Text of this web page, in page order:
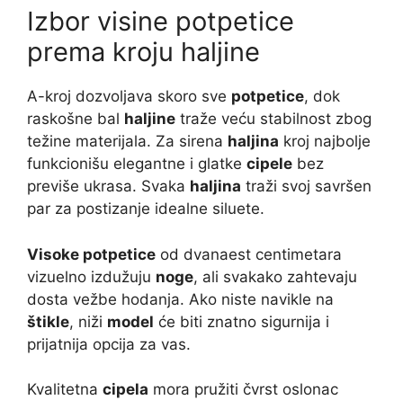
Izbor visine potpetice
prema kroju haljine
A-kroj dozvoljava skoro sve potpetice, dok
raskošne bal haljine traže veću stabilnost zbog
težine materijala. Za sirena haljina kroj najbolje
funkcionišu elegantne i glatke cipele bez
previše ukrasa. Svaka haljina traži svoj savršen
par za postizanje idealne siluete.
Visoke potpetice od dvanaest centimetara
vizuelno izdužuju noge, ali svakako zahtevaju
dosta vežbe hodanja. Ako niste navikle na
štikle, niži model će biti znatno sigurnija i
prijatnija opcija za vas.
Kvalitetna cipela mora pružiti čvrst oslonac